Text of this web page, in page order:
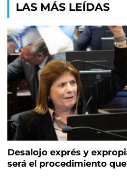
LAS MÁS LEÍDAS
Desalojo exprés y
será el procedimiento